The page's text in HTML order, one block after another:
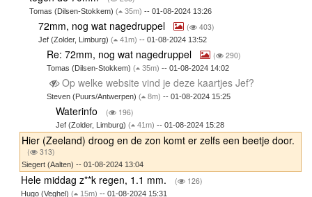
Tomas (Dilsen-Stokkem)( 35m) -- 01-08-2024 13:26
72mm, nog wat nagedruppel ( 403)
Jef (Zolder, Limburg) ( 41m) -- 01-08-2024 13:52
Re: 72mm, nog wat nagedruppel ( 290)
Tomas (Dilsen-Stokkem)( 35m) -- 01-08-2024 14:02
Op welke website vind je deze kaartjes Jef?
Steven (Puurs/Antwerpen)( 8m) -- 01-08-2024 15:25
Waterinfo ( 196)
Jef (Zolder, Limburg) ( 41m) -- 01-08-2024 15:28
Hier (Zeeland) droog en de zon komt er zelfs een beetje door.
( 313)
Siegert (Aalten) -- 01-08-2024 13:04
Hele middag z**k regen, 1.1 mm. ( 126)
Hugo (Veghel) ( 15m) -- 01-08-2024 15:31